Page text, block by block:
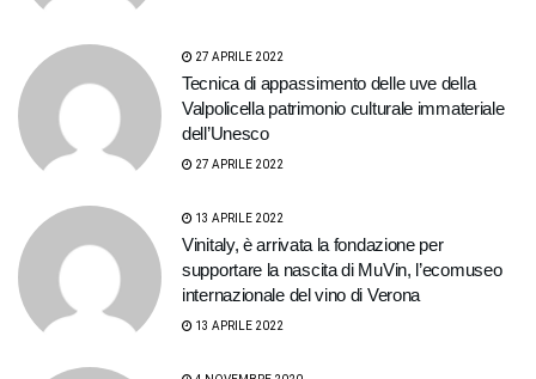
27 APRILE 2022
Tecnica di appassimento delle uve della
Valpolicella patrimonio culturale immateriale
dell’Unesco
27 APRILE 2022
13 APRILE 2022
Vinitaly, è arrivata la fondazione per
supportare la nascita di MuVin, l’ecomuseo
internazionale del vino di Verona
13 APRILE 2022